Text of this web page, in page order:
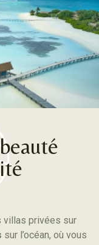
villas privées sur
sur l’océan, où vous